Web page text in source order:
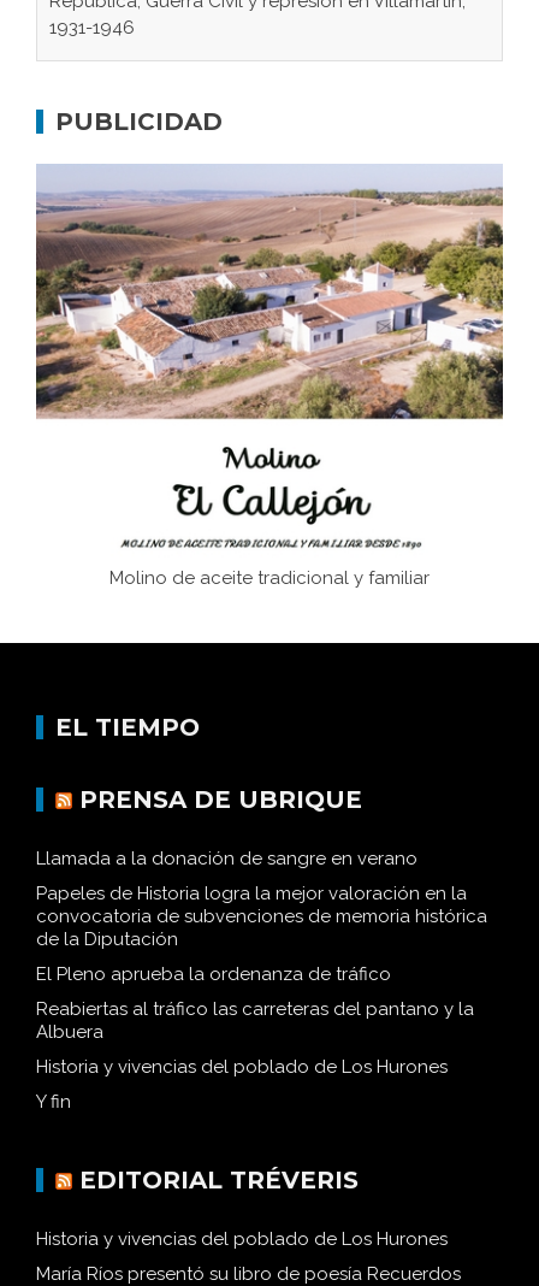
1931-1946
Don Perafán de Ribera y sus fundaciones de
Bornos
El Frente Popular. Ubrique, febrero-julio 1936
Juntar las letras. La alfabetización en el campo: del
afán de saber a la autogestión
Historia y vivencias del poblado de Los Hurones
PUBLICIDAD
Molino de aceite tradicional y familiar
EL TIEMPO
PRENSA DE UBRIQUE
Llamada a la donación de sangre en verano
Papeles de Historia logra la mejor valoración en la
convocatoria de subvenciones de memoria histórica
de la Diputación
El Pleno aprueba la ordenanza de tráfico
Reabiertas al tráfico las carreteras del pantano y la
Albuera
Historia y vivencias del poblado de Los Hurones
Y fin
EDITORIAL TRÉVERIS
Historia y vivencias del poblado de Los Hurones
María Ríos presentó su libro de poesía Recuerdos